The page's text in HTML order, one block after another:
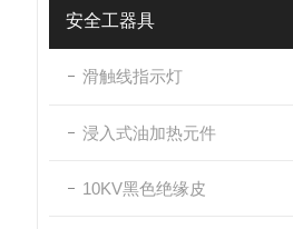
安全工器具
滑触线指示灯
浸入式油加热元件
10KV黑色绝缘皮